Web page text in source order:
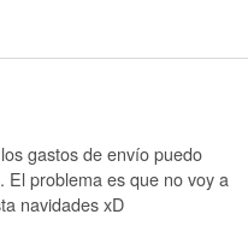
gastos de envío puedo
El problema es que no voy a
navidades xD